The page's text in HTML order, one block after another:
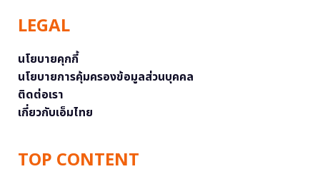
LEGAL
นโยบายคุกกี้
นโยบายการคุ้มครองข้อมูลส่วนบุคคล
ติดต่อเรา
เกี่ยวกับเอ็มไทย
TOP CONTENT